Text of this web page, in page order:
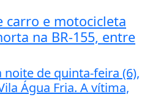
carro e motocicleta
na BR-155, entre
de quinta-feira (6),
Água Fria. A vítima,